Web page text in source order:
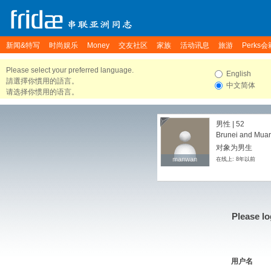
新闻&特写 时尚娱乐 Money 交友社区 家族 活动讯息 旅游 Perks会
Please select your preferred language.
請選擇你慣用的語言。
请选择你惯用的语言。
English
中文简体
manwan
manwan
男性 | 52
Brunei and
对象为男生
在线上: 8年以前
Please
用户名